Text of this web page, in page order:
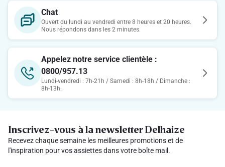
Chat
Ouvert du lundi au vendredi entre 8 heures et 20 heures.
Nous répondons dans les 2 minutes.
Appelez notre service clientèle :
0800/957.13
Lundi-vendredi : 7h-21h / Samedi : 8h-18h / Dimanche :
8h-13h.
Inscrivez-vous à la newsletter Delhaize
Recevez chaque semaine les meilleures promotions et de
l'inspiration pour vos assiettes dans votre boîte mail.